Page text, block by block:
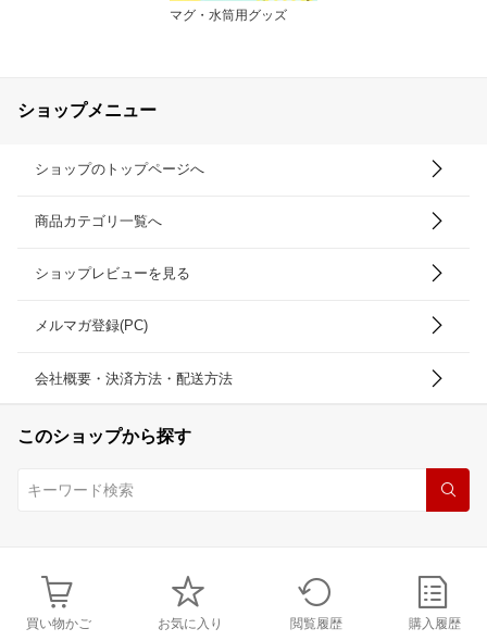
マグ・水筒用グッズ
ショップメニュー
ショップのトップページへ
商品カテゴリ一覧へ
ショップレビューを見る
メルマガ登録(PC)
会社概要・決済方法・配送方法
このショップから探す
買い物かご お気に入り 閲覧履歴 購入履歴